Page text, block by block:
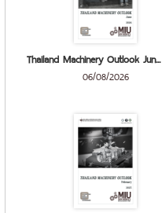
Thailand Machinery Outlook Jun...
06/08/2026